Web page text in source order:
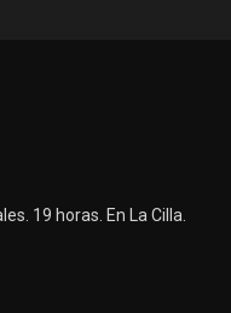
19 horas. En La Cilla.